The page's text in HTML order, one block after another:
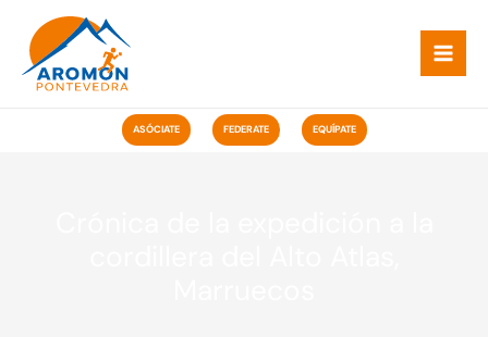
contido
ASÓCIATE FEDERATE EQUÍPATE